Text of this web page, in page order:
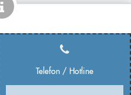
Telefon / Hotline